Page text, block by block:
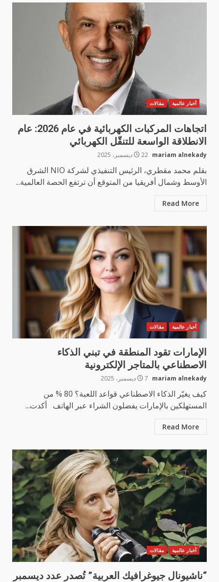
أخبار عالمية مقالات
اتجاهات المركبات الكهربائية في عام 2026: عام
الانطلاقة الواسعة للتنقّل الكهربائي
mariam alnekady 22 ديسمبر، 2025
بقلم محمد مقطري، الرئيس التنفيذي لشركة NIO الشرق
الأوسط وشمال أفريقيا من المتوقع أن ترتفع الحصة العالمية...
Read More
أخبار عالمية مقالات
الإمارات تقود المنطقة في تبني الذكاء
الاصطناعي بالمتاجر الإلكترونية
mariam alnekady 7 ديسمبر، 2025
كيف يغيّر الذكاء الاصطناعي قواعد اللعبة؟ 80 % من
المستهلكين بالإمارات يفضلون الشراء عبر الهاتف أكدت...
Read More
أخبار عالمية مقالات
“ناشيونال جيوغرافيك العربية” تُصدر عدد ديسمبر